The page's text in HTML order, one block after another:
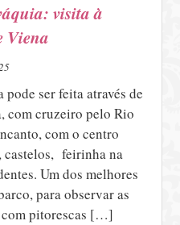
visita à
Viena
ser feita através de
com cruzeiro pelo Rio
com o centro
castelos, feirinha na
Um dos melhores
para observar as
com pitorescas […]